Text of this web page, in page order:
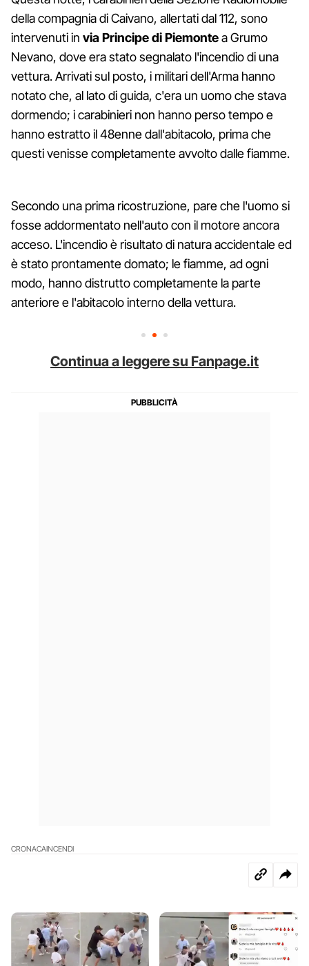
della compagnia di Caivano, allertati dal 112, sono
intervenuti in via Principe di Piemontea Grumo
Nevano, dove era stato segnalato l'incendio di una
vettura. Arrivati sul posto, i militari dell'Arma hanno
notato che, al lato di guida, c'era un uomo che stava
dormendo; i carabinieri non hanno perso tempo e
hanno estratto il 48enne dall'abitacolo, prima che
questi venisse completamente avvolto dalle fiamme.
Secondo una prima ricostruzione, pare che l'uomo si
fosse addormentato nell'auto con il motore ancora
acceso. L'incendio è risultato di natura accidentale ed
è stato prontamente domato; le fiamme, ad ogni
modo, hanno distrutto completamente la parte
anteriore e l'abitacolo interno della vettura.
Continua a leggere su Fanpage.it
CRONACAINCENDI